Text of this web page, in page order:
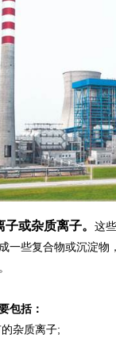
或杂质离子。 这
一些复合物或沉淀物
括：
杂质离子;